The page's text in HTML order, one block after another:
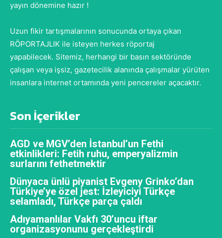
yayın dönemine hazır !
Uzun fikir tartışmalarının sonucunda ortaya çıkan
RÖPORTAJLIK ile isteyen herkes röportaj
yapabilecek. Sitemiz, herhangi bir basın sektöründe
çalışan veya işsiz, gazetecilik alanında çalışmalar yürüten
insanlara internet ortamında yeni pencereler açacaktır.
Son İçerikler
AGD ve MGV’den İstanbul’un Fethi
etkinlikleri: Fetih ruhu, emperyalizmin
surlarını fethetmektir
Dünyaca ünlü piyanist Evgeny Grinko’dan
Türkiye’ye özel jest: İzleyiciyi Türkçe
selamladı, Türkçe parça çaldı
Adıyamanlılar Vakfı 30’uncu iftar
organizasyonunu gerçekleştirdi